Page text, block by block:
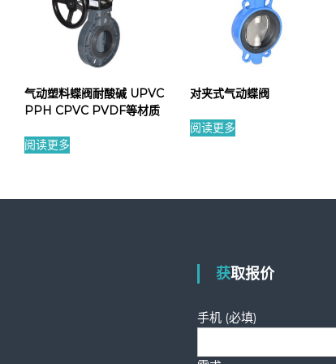
气动塑料蝶阀耐酸碱 UPVC
PPH CPVC PVDF等材质
阅读更多
对夹式气动蝶阀
阅读更多
获取报价
手机 (必填)